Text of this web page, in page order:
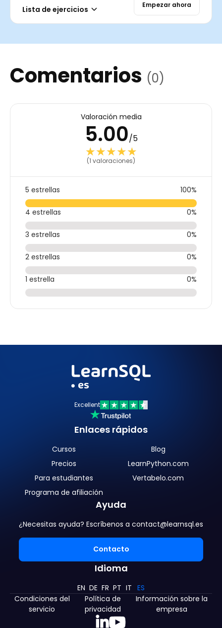
Lista de ejercicios Empezar ahora
Comentarios (0)
Valoración media
5.00/5
★★★★★
★★★★★
(1 valoraciones)
5 estrellas 100%
4 estrellas 0%
3 estrellas 0%
2 estrellas 0%
1 estrella 0%
Excellent
Enlaces rápidos
Cursos
Precios
Para estudiantes
Programa de afiliación
Blog
LearnPython.com
Vertabelo.com
Ayuda
¿Necesitas ayuda? Escríbenos a contact@learnsql.es
Contacto
Idioma
EN DE FR PT IT ES
Condiciones del
servicio
Política de
privacidad
Información sobre la
empresa